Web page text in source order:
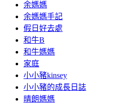
余媽媽
余媽媽手記
假日好去處
和牛B
和牛媽媽
家庭
小小豬kinsey
小小豬的成長日誌
晴朗媽媽